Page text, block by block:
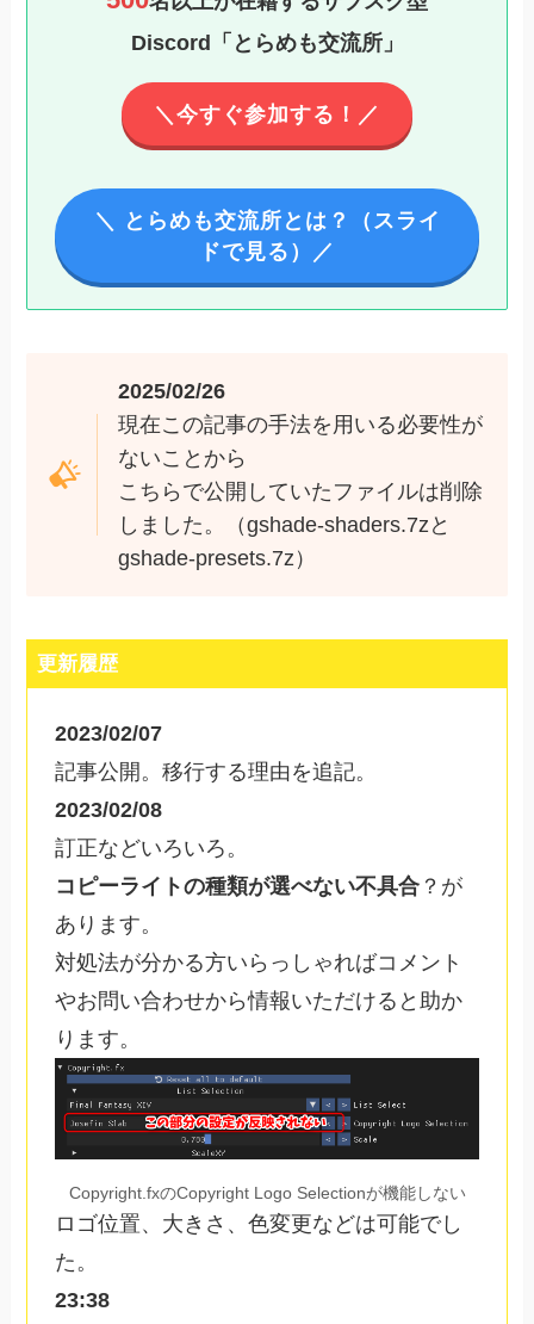
Discord「とらめも交流所」
＼今すぐ参加する！／
＼ とらめも交流所とは？（スライ
ドで見る）／
2025/02/26
現在この記事の手法を用いる必要性が
ないことから
こちらで公開していたファイルは削除
しました。（gshade-shaders.7zと
gshade-presets.7z）
更新履歴
2023/02/07
記事公開。移行する理由を追記。
2023/02/08
訂正などいろいろ。
コピーライトの種類が選べない不具合？が
あります。
対処法が分かる方いらっしゃればコメント
やお問い合わせから情報いただけると助か
ります。
Copyright.fxのCopyright Logo Selectionが機能しない
ロゴ位置、大きさ、色変更などは可能でし
た。
23:38
6. gshade-presetsフォルダの名称をreshade-
presetsに書き換えます
7. このシェーダーをreshade-shaders\shadersフ
ォルダに配置します
8. この3つのシェーダーをreshade-
shaders\shadersフォルダに配置します
9. GShadeを削除しましょう